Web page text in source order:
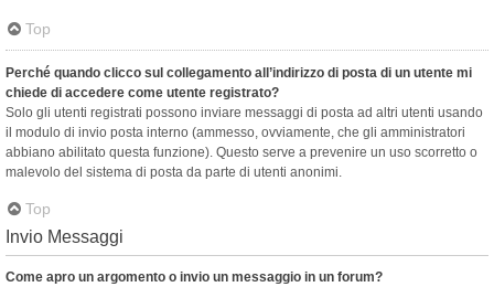
Top
Perché quando clicco sul collegamento all’indirizzo di posta di un utente mi
chiede di accedere come utente registrato?
Solo gli utenti registrati possono inviare messaggi di posta ad altri utenti usando
il modulo di invio posta interno (ammesso, ovviamente, che gli amministratori
abbiano abilitato questa funzione). Questo serve a prevenire un uso scorretto o
malevolo del sistema di posta da parte di utenti anonimi.
Top
Invio Messaggi
Come apro un argomento o invio un messaggio in un forum?